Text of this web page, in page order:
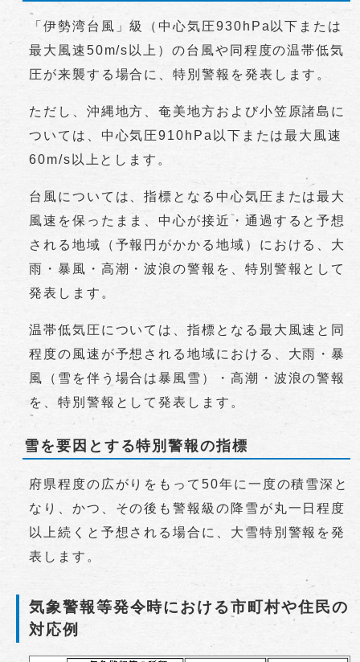
「伊勢湾台風」級（中心気圧930hPa以下または
最大風速50m/s以上）の台風や同程度の温帯低気
圧が来襲する場合に、特別警報を発表します。
ただし、沖縄地方、奄美地方および小笠原諸島に
ついては、中心気圧910hPa以下または最大風速
60m/s以上とします。
台風については、指標となる中心気圧または最大
風速を保ったまま、中心が接近・通過すると予想
される地域（予報円がかかる地域）における、大
雨・暴風・高潮・波浪の警報を、特別警報として
発表します。
温帯低気圧については、指標となる最大風速と同
程度の風速が予想される地域における、大雨・暴
風（雪を伴う場合は暴風雪）・高潮・波浪の警報
を、特別警報として発表します。
雪を要因とする特別警報の指標
府県程度の広がりをもって50年に一度の積雪深と
なり、かつ、その後も警報級の降雪が丸一日程度
以上続くと予想される場合に、大雪特別警報を発
表します。
気象警報等発令時における市町村や住民の
対応例